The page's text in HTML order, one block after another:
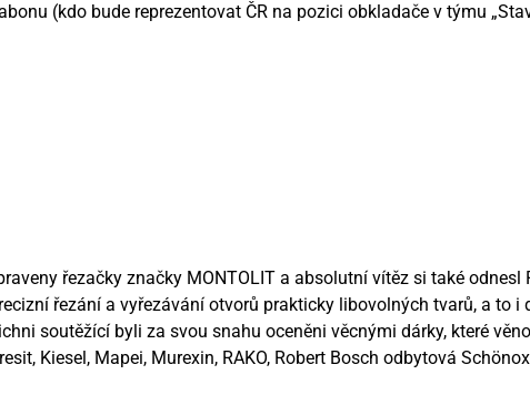
(kdo bude reprezentovat ČR na pozici obkladače v týmu
řezačky značky MONTOLIT a absolutní vítěz si také odnesl
řezání a vyřezávání otvorů prakticky libovolných tvarů, a to i
soutěžící byli za svou snahu oceněni věcnými dárky, které
Kiesel, Mapei, Murexin, RAKO, Robert Bosch odbytová